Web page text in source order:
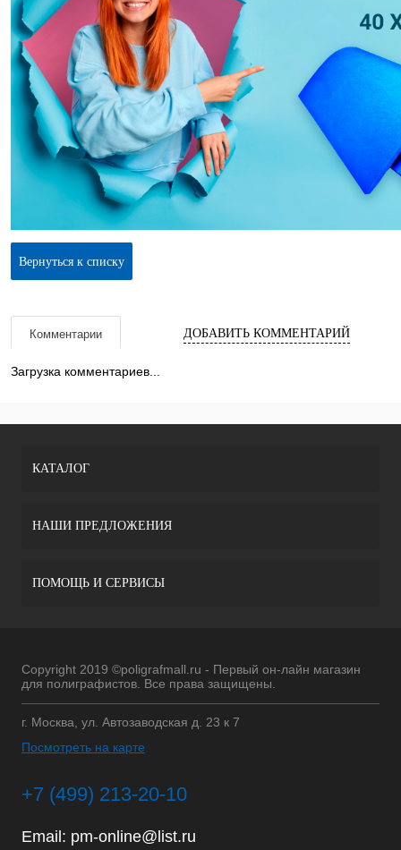
Вернуться к списку
Комментарии ДОБАВИТЬ КОММЕНТАРИЙ
Загрузка комментариев...
КАТАЛОГ
НАШИ ПРЕДЛОЖЕНИЯ
ПОМОЩЬ И СЕРВИСЫ
Copyright 2019 ©poligrafmall.ru - Первый он-лайн магазин
для полиграфистов. Все права защищены.
г. Москва, ул. Автозаводская д. 23 к 7
Посмотреть на карте
+7 (499) 213-20-10
Email: pm-online@list.ru